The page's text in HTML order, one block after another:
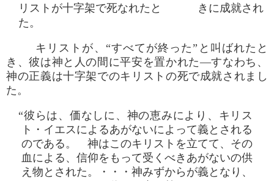
リストが十字架で死なれたと きに成就され
た。
キリストが、“すべてが終った”と叫ばれたと
き、彼は神と人の間に平安を置かれた―すなわち、
神の正義は十字架でのキリストの死で成就されまし
た。
“彼らは、価なしに、神の恵みにより、キリス
ト・イエスによるあがないによって義とされる
のである。 神はこのキリストを立てて、その
血による、信仰をもって受くべきあがないの供
え物とされた。・・・神みずからが義となり、